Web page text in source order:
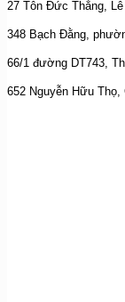
27 Tôn Đức Thắng,
348 Bạch Đằng,
66/1 đường DT743,
652 Nguyễn Hữu